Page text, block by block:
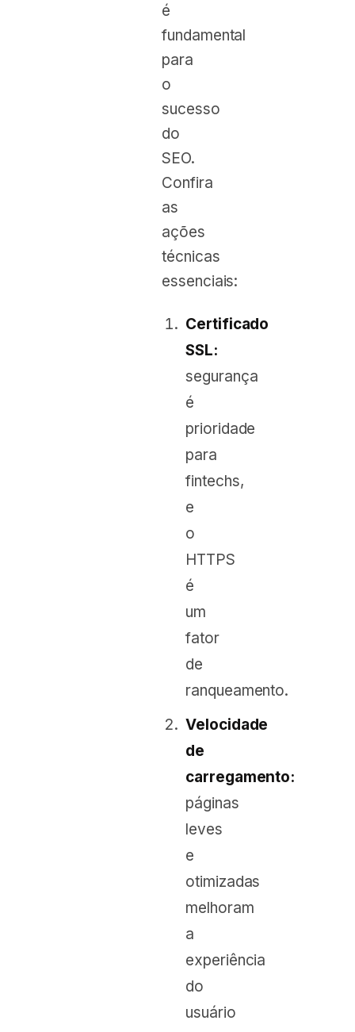
é
fundamental
para
o
sucesso
do
SEO.
Confira
as
ações
técnicas
essenciais:
Certificado
SSL:
segurança
é
prioridade
para
fintechs,
e
o
HTTPS
é
um
fator
de
ranqueamento.
Velocidade
de
carregamento:
páginas
leves
e
otimizadas
melhoram
a
experiência
do
usuário